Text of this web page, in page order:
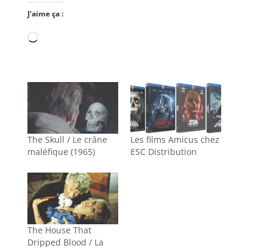
J’aime ça :
Chargement…
The Skull / Le crâne
maléfique (1965)
Les films Amicus chez
ESC Distribution
The House That
Dripped Blood / La